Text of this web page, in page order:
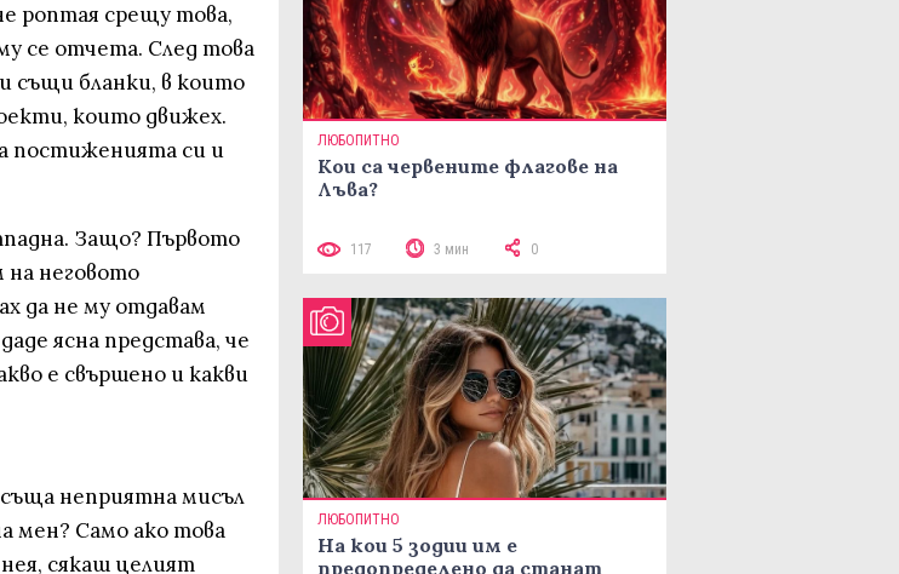
роптая срещу това,
се отчета. След това
същи бланки, в които
които движех.
постиженията си и
Защо? Първото
на неговото
да не му отдавам
ясна представа, че
е свършено и какви
съща неприятна мисъл
мен? Само ако това
нея, сякаш целият
ЛЮБОПИТНО
Кои са червените флагове на
Лъва?
117 3 мин 0
ЛЮБОПИТНО
На кои 5 зодии им е
предопределено да станат